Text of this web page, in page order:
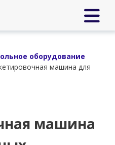
оборудование
машина для
машина